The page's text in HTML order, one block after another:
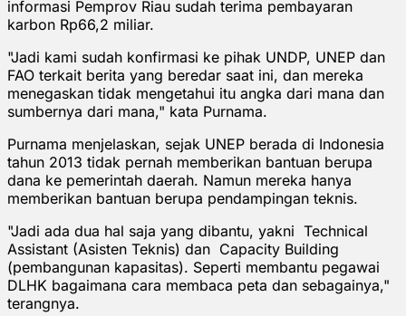
informasi Pemprov Riau sudah terima pembayaran
karbon Rp66,2 miliar.
"Jadi kami sudah konfirmasi ke pihak UNDP, UNEP dan
FAO terkait berita yang beredar saat ini, dan mereka
menegaskan tidak mengetahui itu angka dari mana dan
sumbernya dari mana," kata Purnama.
Purnama menjelaskan, sejak UNEP berada di Indonesia
tahun 2013 tidak pernah memberikan bantuan berupa
dana ke pemerintah daerah. Namun mereka hanya
memberikan bantuan berupa pendampingan teknis.
"Jadi ada dua hal saja yang dibantu, yakni Technical
Assistant (Asisten Teknis) dan Capacity Building
(pembangunan kapasitas). Seperti membantu pegawai
DLHK bagaimana cara membaca peta dan sebagainya,"
terangnya.